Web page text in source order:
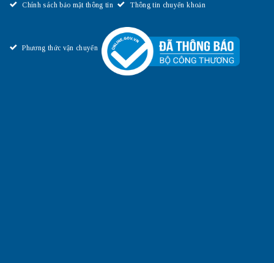
Chính sách bảo mật thông tin Thông tin chuyển khoản
Phương thức vận chuyển